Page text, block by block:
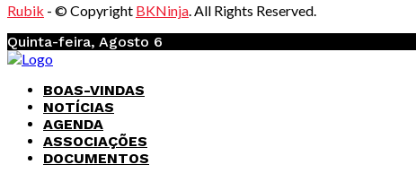
Rubik - © Copyright BKNinja. All Rights Reserved.
Quinta-feira, Agosto 6
BOAS-VINDAS
NOTÍCIAS
AGENDA
ASSOCIAÇÕES
DOCUMENTOS